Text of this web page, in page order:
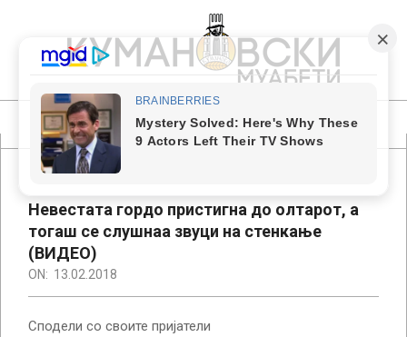
content
КУМАНОВСКИ
МУАБЕТИ
Primary
Navigation
Невестата гордо пристигна до олтарот, а
тогаш се слушнаа звуци на стенкање
(ВИДЕО)
ON: 13.02.2018
Сподели со своите пријатели